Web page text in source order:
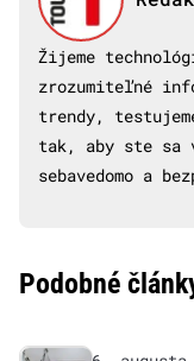
Žijeme
zrozumiteľné
trendy,
tak, aby ste
sebavedomo a
Podobné